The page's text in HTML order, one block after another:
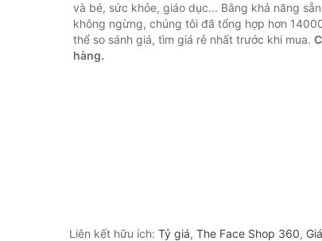
và bé, sức khỏe, giáo dục... Bằng khả năng
không ngừng, chúng tôi đã tổng hợp hơn
thể so sánh giá, tìm giá rẻ nhất trước khi mua.
hàng.
Liên kết hữu ích: Tỷ giá, The Face Shop 360,